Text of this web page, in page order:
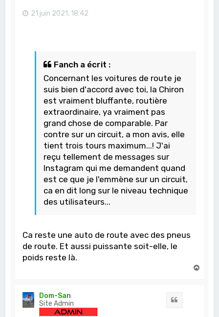
21 juin 2021, 18:42
Fanch a écrit :
Concernant les voitures de route je
suis bien d'accord avec toi, la Chiron
est vraiment bluffante, routière
extraordinaire, ya vraiment pas
grand chose de comparable. Par
contre sur un circuit, a mon avis, elle
tient trois tours maximum...! J'ai
reçu tellement de messages sur
Instagram qui me demandent quand
est ce que je l'emmène sur un circuit,
ca en dit long sur le niveau technique
des utilisateurs...
Ca reste une auto de route avec des pneus
de route. Et aussi puissante soit-elle, le
poids reste là.
Dom-San
Site Admin